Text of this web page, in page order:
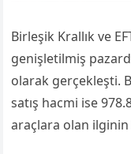
Birleşik Krallık ve
genişletilmiş
olarak gerçekleşti.
satış hacmi ise
araçlara olan ilginin